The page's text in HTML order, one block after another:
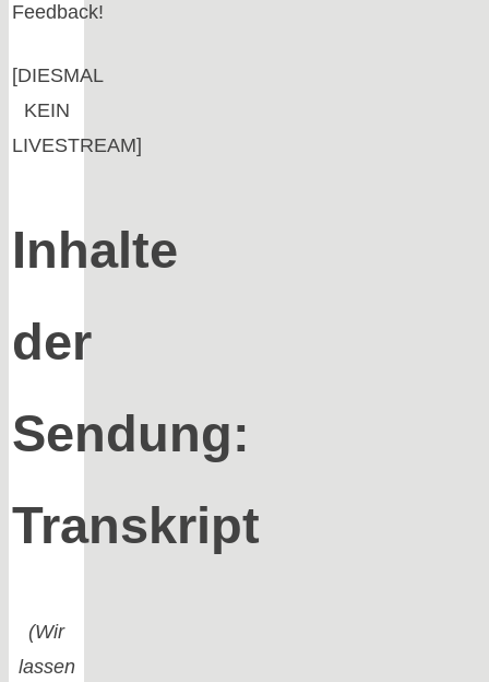
Feedback!
[DIESMAL
KEIN
LIVESTREAM]
Inhalte
der
Sendung:
Transkript
(Wir
lassen